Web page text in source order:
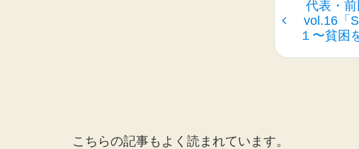
代表・
vol.16「
１〜貧困
こちらの記事もよく読まれています。